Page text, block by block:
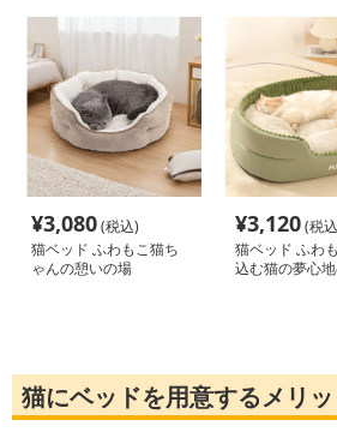
¥3,080(税込)
猫ベッド ふわもこ猫ち
ゃんの憩いの場
¥3,120(税
猫ベッド ふわ
込む猫の夢心
猫にベッドを用意するメリ